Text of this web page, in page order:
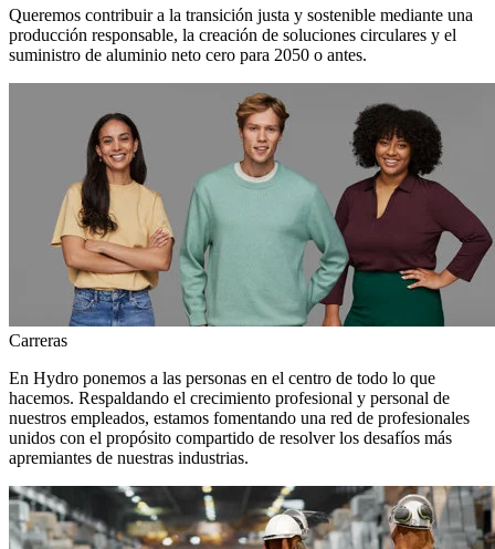
Queremos contribuir a la transición justa y sostenible mediante una
producción responsable, la creación de soluciones circulares y el
suministro de aluminio neto cero para 2050 o antes.
Carreras
En Hydro ponemos a las personas en el centro de todo lo que
hacemos. Respaldando el crecimiento profesional y personal de
nuestros empleados, estamos fomentando una red de profesionales
unidos con el propósito compartido de resolver los desafíos más
apremiantes de nuestras industrias.